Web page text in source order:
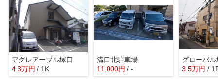
アグレアーブル塚口
4.3万円 / 1K
溝口北駐車場
11,000円 / -
グローバル
3.5万円 /